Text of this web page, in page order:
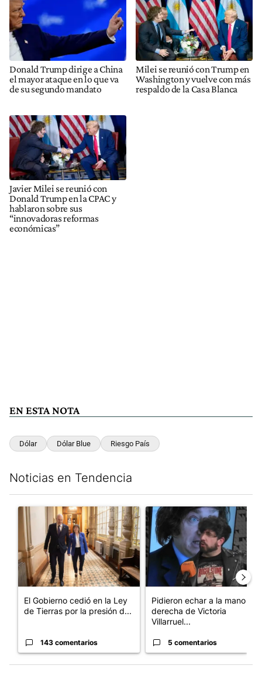
Donald Trump dirige a China
el mayor ataque en lo que va
de su segundo mandato
Milei se reunió con Trump en
Washington y vuelve con más
respaldo de la Casa Blanca
Javier Milei se reunió con
Donald Trump en la CPAC y
hablaron sobre sus
“innovadoras reformas
económicas”
EN ESTA NOTA
Dólar Dólar Blue Riesgo País
Noticias en Tendencia
Un artículo de tendencia con el título "El Gobierno cedió en
El Gobierno cedió en la Ley
de Tierras por la presión d...
143 comentarios
Un artículo de tendencia con
Pidieron echar a la mano
derecha de Victoria
Villarruel...
5 comentarios